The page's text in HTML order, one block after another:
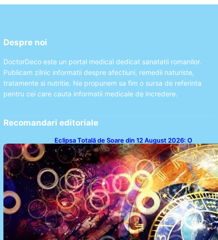
Despre noi
DoctorDeco este un portal medical dedicat sanatatii romanilor.
Publicam zilnic informatii despre afectiuni, remedii naturiste,
tratamente si nutritie. Ne propunem sa fim o sursa de referinta
pentru cei care cauta informatii medicale de incredere.
Recomandari editoriale
Eclipsa Totală de Soare din 12 August 2026: O
Analiză a Impactului asupra Trei Zodii și a Ciclului de
18 Ani